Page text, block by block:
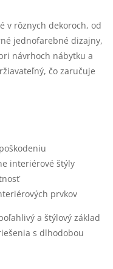
v rôznych dekoroch, od
jednofarebné dizajny,
návrhoch nábytku a
čo zaručuje
interiérové štýly
prvkov
a štýlový základ
s dlhodobou